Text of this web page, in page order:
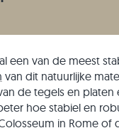
een van de meest
van dit natuurlijke
de tegels en platen
hoe stabiel en
in Rome of